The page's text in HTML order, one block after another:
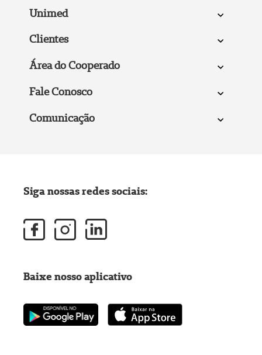
Unimed
Clientes
Área do Cooperado
Fale Conosco
Comunicação
Siga nossas redes sociais:
Baixe nosso aplicativo